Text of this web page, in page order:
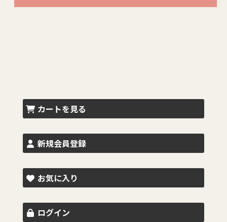
カートを見る
新規会員登録
お気に入り
ログイン